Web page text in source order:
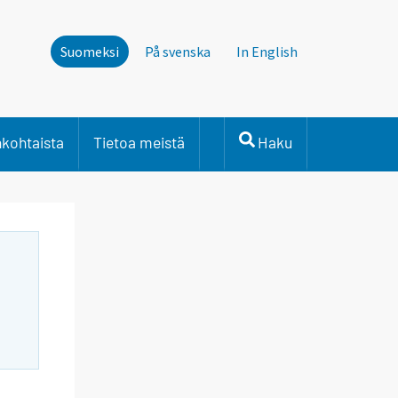
Suomeksi På svenska In English
Tietoa meistä Haku